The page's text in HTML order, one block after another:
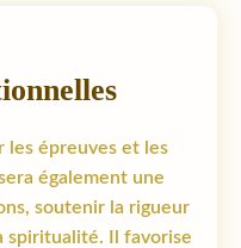
les épreuves et les
également une
soutenir la rigueur
spiritualité. Il favorise